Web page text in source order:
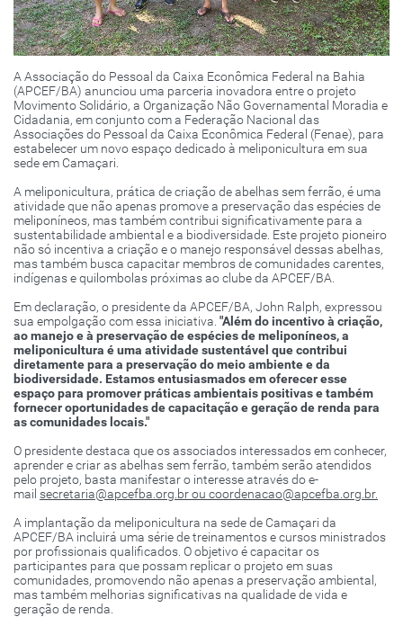
A Associação do Pessoal da Caixa Econômica Federal na Bahia
(APCEF/BA) anunciou uma parceria inovadora entre o projeto
Movimento Solidário, a Organização Não Governamental Moradia e
Cidadania, em conjunto com a Federação Nacional das
Associações do Pessoal da Caixa Econômica Federal (Fenae), para
estabelecer um novo espaço dedicado à meliponicultura em sua
sede em Camaçari.
A meliponicultura, prática de criação de abelhas sem ferrão, é uma
atividade que não apenas promove a preservação das espécies de
meliponíneos, mas também contribui significativamente para a
sustentabilidade ambiental e a biodiversidade. Este projeto pioneiro
não só incentiva a criação e o manejo responsável dessas abelhas,
mas também busca capacitar membros de comunidades carentes,
indígenas e quilombolas próximas ao clube da APCEF/BA.
Em declaração, o presidente da APCEF/BA, John Ralph, expressou
sua empolgação com essa iniciativa. "Além do incentivo à criação,
ao manejo e à preservação de espécies de meliponíneos, a
meliponicultura é uma atividade sustentável que contribui
diretamente para a preservação do meio ambiente e da
biodiversidade. Estamos entusiasmados em oferecer esse
espaço para promover práticas ambientais positivas e também
fornecer oportunidades de capacitação e geração de renda para
as comunidades locais."
O presidente destaca que os associados interessados em conhecer,
aprender e criar as abelhas sem ferrão, também serão atendidos
pelo projeto, basta manifestar o interesse através do e-
mail secretaria@apcefba.org.br ou coordenacao@apcefba.org.br.
A implantação da meliponicultura na sede de Camaçari da
APCEF/BA incluirá uma série de treinamentos e cursos ministrados
por profissionais qualificados. O objetivo é capacitar os
participantes para que possam replicar o projeto em suas
comunidades, promovendo não apenas a preservação ambiental,
mas também melhorias significativas na qualidade de vida e
geração de renda.